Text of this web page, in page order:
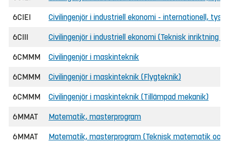
6CIEI Civilingenjör i industriell ekonomi - internationell,
6CIII Civilingenjör i industriell ekonomi (Teknisk inriktning
6CMMM Civilingenjör i maskinteknik
6CMMM Civilingenjör i maskinteknik (Flygteknik)
6CMMM Civilingenjör i maskinteknik (Tillämpad mekanik)
6MMAT Matematik, masterprogram
6MMAT Matematik, masterprogram (Teknisk matematik och